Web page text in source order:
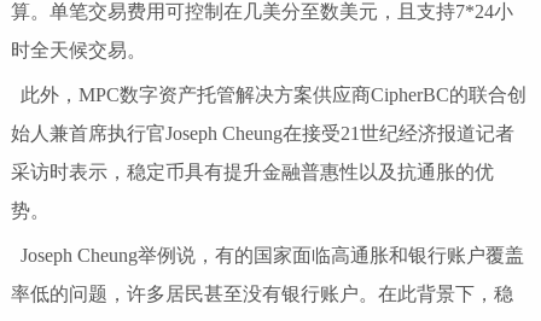
算。单笔交易费用可控制在几美分至数美元，且支持7*24小
时全天候交易。
此外，MPC数字资产托管解决方案供应商CipherBC的联合创
始人兼首席执行官Joseph Cheung在接受21世纪经济报道记者
采访时表示，稳定币具有提升金融普惠性以及抗通胀的优
势。
Joseph Cheung举例说，有的国家面临高通胀和银行账户覆盖
率低的问题，许多居民甚至没有银行账户。在此背景下，稳